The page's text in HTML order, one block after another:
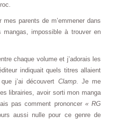
parents de m’emmener dans
mangas, impossible à trouver en
chaque volume et j’adorais les
indiquait quels titres allaient
j’ai découvert Clamp. Je me
librairies, avoir sorti mon manga
pas comment prononcer « RG
aussi nulle pour ce genre de